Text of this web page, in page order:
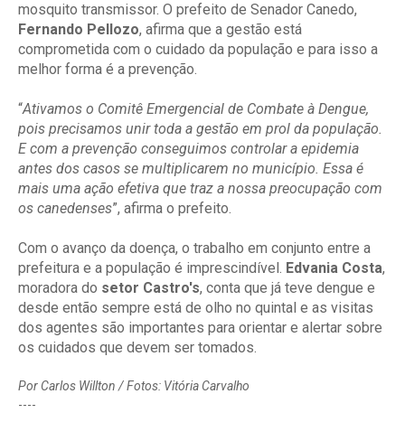
mosquito transmissor. O prefeito de Senador Canedo,
Fernando Pellozo, afirma que a gestão está
comprometida com o cuidado da população e para isso a
melhor forma é a prevenção.
“Ativamos o Comitê Emergencial de Combate à Dengue,
pois precisamos unir toda a gestão em prol da população.
E com a prevenção conseguimos controlar a epidemia
antes dos casos se multiplicarem no município. Essa é
mais uma ação efetiva que traz a nossa preocupação com
os canedenses”, afirma o prefeito.
Com o avanço da doença, o trabalho em conjunto entre a
prefeitura e a população é imprescindível. Edvania Costa,
moradora do setor Castro's, conta que já teve dengue e
desde então sempre está de olho no quintal e as visitas
dos agentes são importantes para orientar e alertar sobre
os cuidados que devem ser tomados.
Por Carlos Willton / Fotos: Vitória Carvalho
----